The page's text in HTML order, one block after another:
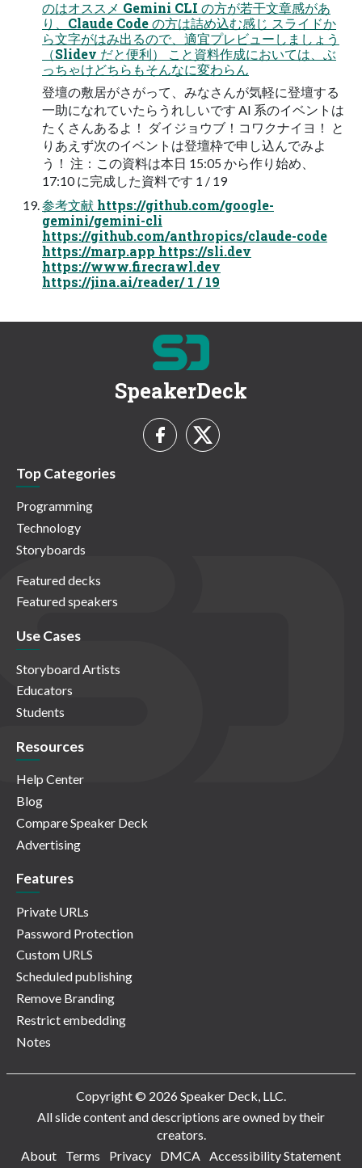
のはオススメ Gemini CLI の方が若干文章感があ
り、Claude Code の方は詰め込む感じ スライドか
ら文字がはみ出るので、適宜プレビューしましょう
（Slidev だと便利） こと資料作成においては、ぶ
っちゃけどちらもそんなに変わらん
登壇の敷居がさがって、みなさんが気軽に登壇する
一助になれていたらうれしいです AI 系のイベントは
たくさんあるよ！ ダイジョウブ！コワクナイヨ！ と
りあえず次のイベントは登壇枠で申し込んでみよ
う！ 注：この資料は本日 15:05 から作り始め、
17:10 に完成した資料です 1 / 19
参考文献 https://github.com/google-
gemini/gemini-cli
https://github.com/anthropics/claude-code
https://marp.app https://sli.dev
https://www.firecrawl.dev
https://jina.ai/reader/ 1 / 19
SpeakerDeck
Top Categories
Programming
Technology
Storyboards
Featured decks
Featured speakers
Use Cases
Storyboard Artists
Educators
Students
Resources
Help Center
Blog
Compare Speaker Deck
Advertising
Features
Private URLs
Password Protection
Custom URLS
Scheduled publishing
Remove Branding
Restrict embedding
Notes
Copyright © 2026 Speaker Deck, LLC.
All slide content and descriptions are owned by their
creators.
About
Terms Privacy DMCA Accessibility Statement